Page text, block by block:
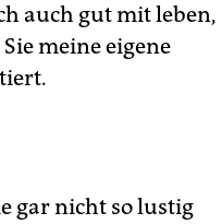
auch gut mit leben,
meine eigene
gar nicht so lustig